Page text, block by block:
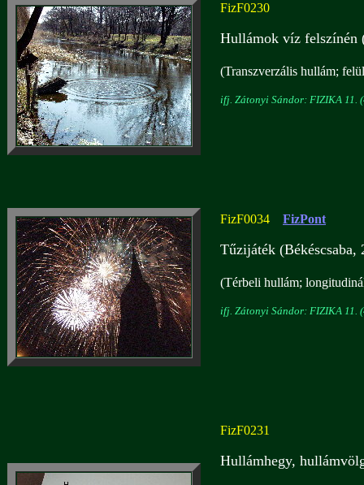
FizF0230
Hullámok víz felszínén
(Transzverzális hullám;
ifj. Zátonyi Sándor: FIZIKA 11.
FizF0034 FizPont
Tűzijáték (Békéscsaba,
(Térbeli hullám;
ifj. Zátonyi Sándor: FIZIKA 11.
FizF0231
Hullámhegy,